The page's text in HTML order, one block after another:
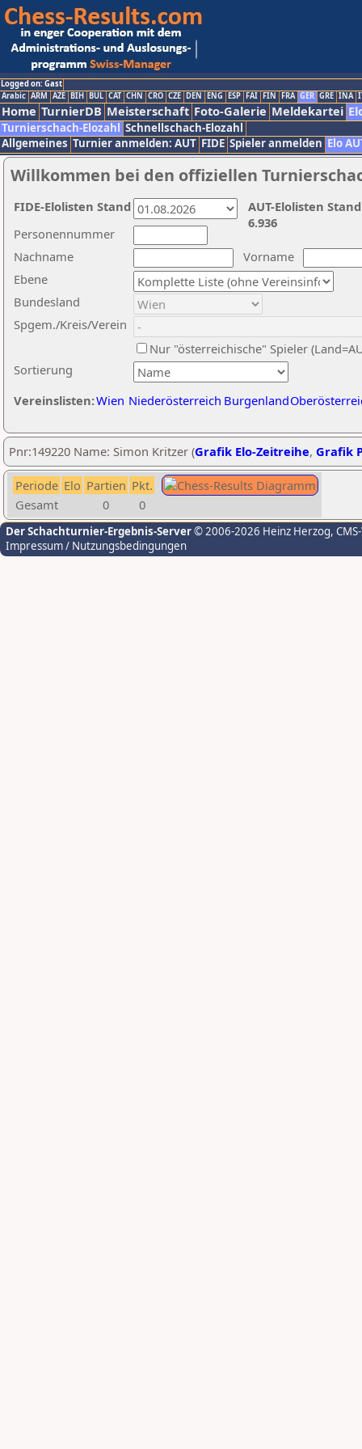
Logged on: Gast
Arabic ARM AZE BIH BUL CAT CHN CRO CZE DEN ENG ESP FAI FIN FRA GER GRE INA
Home TurnierDB Meisterschaft Foto-Galerie Meldekartei
Turnierschach-Elozahl Schnellschach-Elozahl
Allgemeines Turnier anmelden: AUT FIDE Spieler anmelden Elo
Willkommen bei den offiziellen
Nachname
Vorname
Ebene
Sortierung
Personennummer
Bundesland
Spgem./Kreis/Verein
Nur "österreichische" Spieler
Vereinslisten:Wien Niederösterreich Burgenland
AUT-Elolisten
6.936
FIDE-Elolisten Stand
Pnr:149220 Name: Simon Kritzer (Grafik Elo-Zeitreihe, Grafik
Periode Elo Partien Pkt.
Gesamt
0 0
Der Schachturnier-Ergebnis-Server© 2006-2026 Heinz Herzog,
Impressum / Nutzungsbedingungen